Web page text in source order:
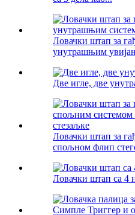
Ловачки штап за
унутрашњим
Две игле, две
Ловачки штап за
спољном флип
Ловачки штап са 4